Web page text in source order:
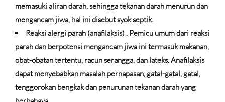
memasuki aliran darah, sehingga tekanan darah menurun dan
mengancam jiwa, hal ini disebut syok septik.
Reaksi alergi parah (anafilaksis) . Pemicu umum dari reaksi
parah dan berpotensi mengancam jiwa ini termasuk makanan,
obat-obatan tertentu, racun serangga, dan lateks. Anafilaksis
dapat menyebabkan masalah pernapasan, gatal-gatal, gatal,
tenggorokan bengkak dan penurunan tekanan darah yang